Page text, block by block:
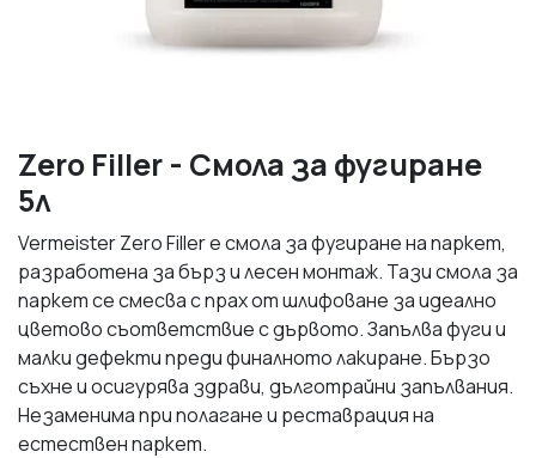
Zero Filler - Смола за фугиране
5л
Vermeister Zero Filler е смола за фугиране на паркет,
разработена за бърз и лесен монтаж. Тази смола за
паркет се смесва с прах от шлифоване за идеално
цветово съответствие с дървото. Запълва фуги и
малки дефекти преди финалното лакиране. Бързо
съхне и осигурява здрави, дълготрайни запълвания.
Незаменима при полагане и реставрация на
естествен паркет.